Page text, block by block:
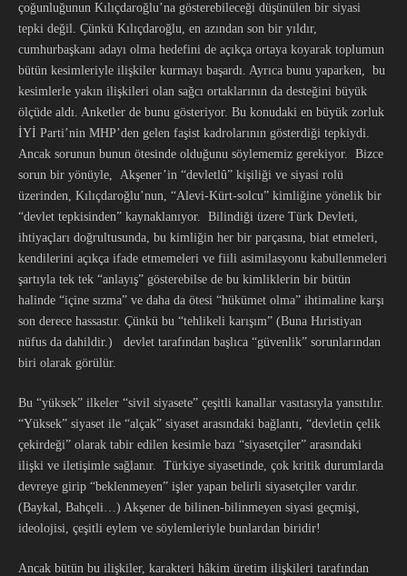
çoğunluğunun Kılıçdaroğlu’na gösterebileceği düşünülen bir siyasi
tepki değil. Çünkü Kılıçdaroğlu, en azından son bir yıldır,
cumhurbaşkanı adayı olma hedefini de açıkça ortaya koyarak toplumun
bütün kesimleriyle ilişkiler kurmayı başardı. Ayrıca bunu yaparken, bu
kesimlerle yakın ilişkileri olan sağcı ortaklarının da desteğini büyük
ölçüde aldı. Anketler de bunu gösteriyor. Bu konudaki en büyük zorluk
İYİ Parti’nin MHP’den gelen faşist kadrolarının gösterdiği tepkiydi.
Ancak sorunun bunun ötesinde olduğunu söylememiz gerekiyor. Bizce
sorun bir yönüyle, Akşener’in “devletlû” kişiliği ve siyasi rolü
üzerinden, Kılıçdaroğlu’nun, “Alevi-Kürt-solcu” kimliğine yönelik bir
“devlet tepkisinden” kaynaklanıyor. Bilindiği üzere Türk Devleti,
ihtiyaçları doğrultusunda, bu kimliğin her bir parçasına, biat etmeleri,
kendilerini açıkça ifade etmemeleri ve fiili asimilasyonu kabullenmeleri
şartıyla tek tek “anlayış” gösterebilse de bu kimliklerin bir bütün
halinde “içine sızma” ve daha da ötesi “hükümet olma” ihtimaline karşı
son derece hassastır. Çünkü bu “tehlikeli karışım” (Buna Hıristiyan
nüfus da dahildir.) devlet tarafından başlıca “güvenlik” sorunlarından
biri olarak görülür.
Bu “yüksek” ilkeler “sivil siyasete” çeşitli kanallar vasıtasıyla yansıtılır.
“Yüksek” siyaset ile “alçak” siyaset arasındaki bağlantı, “devletin çelik
çekirdeği” olarak tabir edilen kesimle bazı “siyasetçiler” arasındaki
ilişki ve iletişimle sağlanır. Türkiye siyasetinde, çok kritik durumlarda
devreye girip “beklenmeyen” işler yapan belirli siyasetçiler vardır.
(Baykal, Bahçeli…) Akşener de bilinen-bilinmeyen siyasi geçmişi,
ideolojisi, çeşitli eylem ve söylemleriyle bunlardan biridir!
Ancak bütün bu ilişkiler, karakteri hâkim üretim ilişkileri tarafından